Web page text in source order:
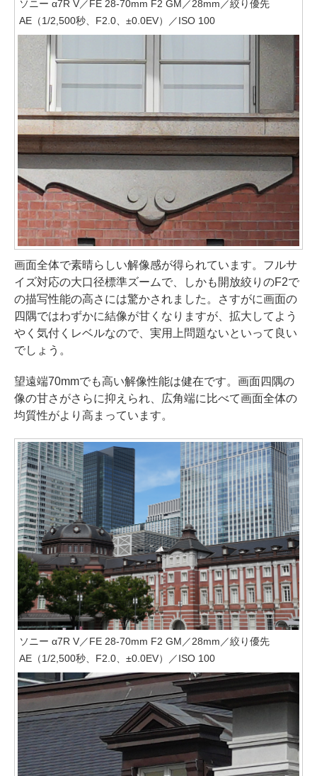
ソニー α7R V／FE 28-70mm F2 GM／28mm／絞り優先
AE（1/2,500秒、F2.0、±0.0EV）／ISO 100
画面全体で素晴らしい解像感が得られています。フルサ
イズ対応の大口径標準ズームで、しかも開放絞りのF2で
の描写性能の高さには驚かされました。さすがに画面の
四隅ではわずかに結像が甘くなりますが、拡大してよう
やく気付くレベルなので、実用上問題ないといって良い
でしょう。
望遠端70mmでも高い解像性能は健在です。画面四隅の
像の甘さがさらに抑えられ、広角端に比べて画面全体の
均質性がより高まっています。
ソニー α7R V／FE 28-70mm F2 GM／28mm／絞り優先
AE（1/2,500秒、F2.0、±0.0EV）／ISO 100